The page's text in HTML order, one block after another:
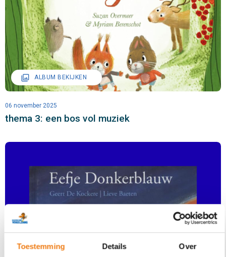
Toestemming Details Over
filter ALBUM BEKIJKEN
06 november 2025
thema 3: een bos vol muziek